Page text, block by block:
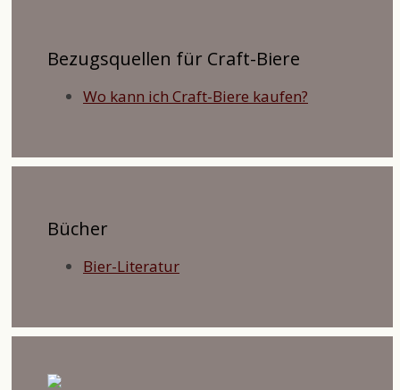
Bezugsquellen für Craft-Biere
Wo kann ich Craft-Biere kaufen?
Bücher
Bier-Literatur